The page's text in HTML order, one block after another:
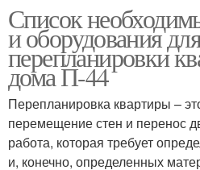
Список
и оборудования
перепланировки
дома П-44
Перепланировка квартиры –
перемещение стен и перенос
работа, которая требует
и, конечно, определенных